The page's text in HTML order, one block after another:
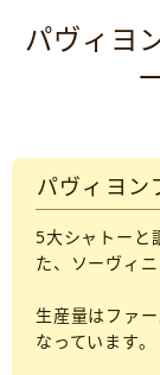
パヴィヨ
パヴィヨン
5大シャトーと
た、ソーヴィ
生産量はファ
なっています。